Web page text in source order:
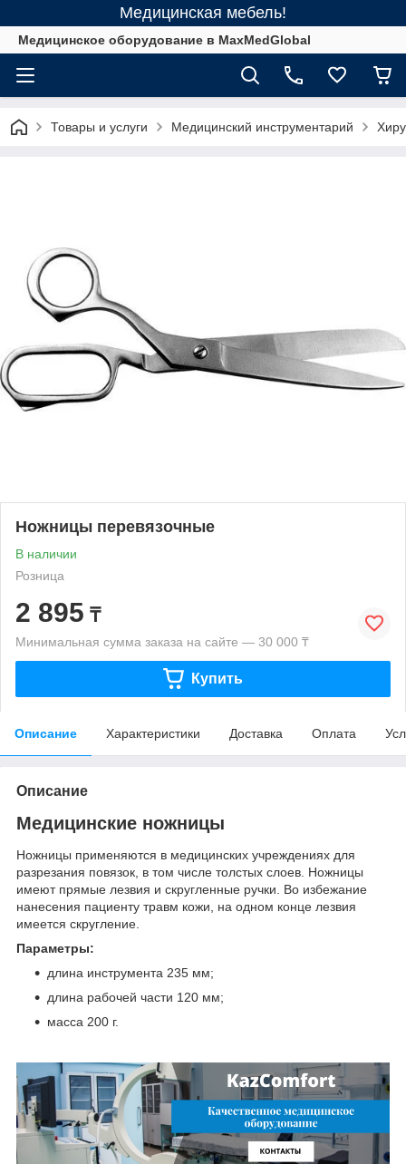
Медицинская мебель!
Медицинское оборудование в MaxMedGlobal
Товары и услуги Медицинский инструментарий
Ножницы перевязочные
В наличии
Розница
2 895 ₸
Минимальная сумма заказа на сайте — 30 000 ₸
Купить
Описание Характеристики Доставка Оплата
Описание
Медицинские ножницы
Ножницы применяются в медицинских учреждениях для
разрезания повязок, в том числе толстых слоев. Ножницы
имеют прямые лезвия и скругленные ручки. Во избежание
нанесения пациенту травм кожи, на одном конце лезвия
имеется скругление.
Параметры:
длина инструмента 235 мм;
длина рабочей части 120 мм;
масса 200 г.